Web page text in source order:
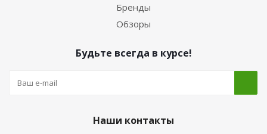
Бренды
Обзоры
Будьте всегда в курсе!
Наши контакты